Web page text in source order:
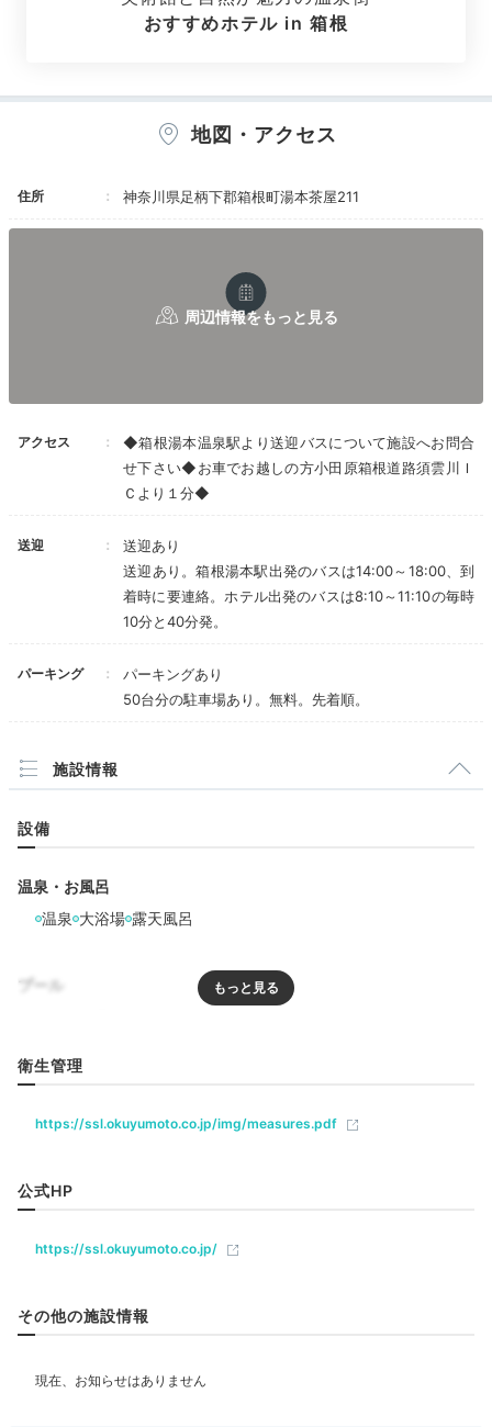
至福の癒やし時間
女性用露天風呂 ふじの湯
お風呂は自家源泉かけ流しの露天風呂と大浴場、サウナ
があります。露天風呂では岩風呂、檜桶風呂、陶器風呂
3種の違いを楽しんだり、大浴場で手足を存分に伸ばし
たり…。須磨川のせせらぎを聞きながら、ゆるりと流れ
て、人目を気にせず着替えられました。
ビーバスやベビーシャンプーもありました◎
18:00
出来立て料理に舌鼓
おすすめホテル in 箱根
地図・アクセス
住所 神奈川県足柄下郡箱根町湯本茶屋211
アクセス
◆箱根湯本温泉駅より送迎バスについて施設へお問合
せ下さい◆お車でお越しの方小田原箱根道路須雲川Ｉ
Ｃより１分◆
送迎
送迎あり
送迎あり。箱根湯本駅出発のバスは14:00～18:00、到
着時に要連絡。ホテル出発のバスは8:10～11:10の毎時
10分と40分発。
パーキング
パーキングあり
50台分の駐車場あり。無料。先着順。
施設情報
設備
温泉・お風呂
温泉 大浴場 露天風呂
プール
リラクゼーション
サウナ
飲食
ベビー＆子供関連
部屋情報
露天風呂付客室
衛生管理
https://ssl.okuyumoto.co.jp/img/measures.pdf
公式HP
https://ssl.okuyumoto.co.jp/
その他の施設情報